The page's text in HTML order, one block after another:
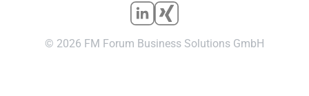
© 2026 FM Forum Business Solutions GmbH